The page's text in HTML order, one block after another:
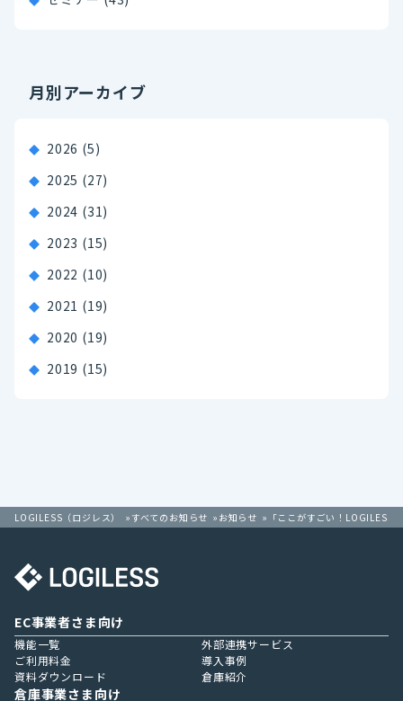
月別アーカイブ
2026 (5)
2025 (27)
2024 (31)
2023 (15)
2022 (10)
2021 (19)
2020 (19)
2019 (15)
LOGILESS（ロジレス） すべてのお知らせ お知らせ 「ここがすごい！LOGILESS
EC事業者さま向け
機能一覧
外部連携サービス
ご利用料金
導入事例
資料ダウンロード
倉庫紹介
倉庫事業さま向け